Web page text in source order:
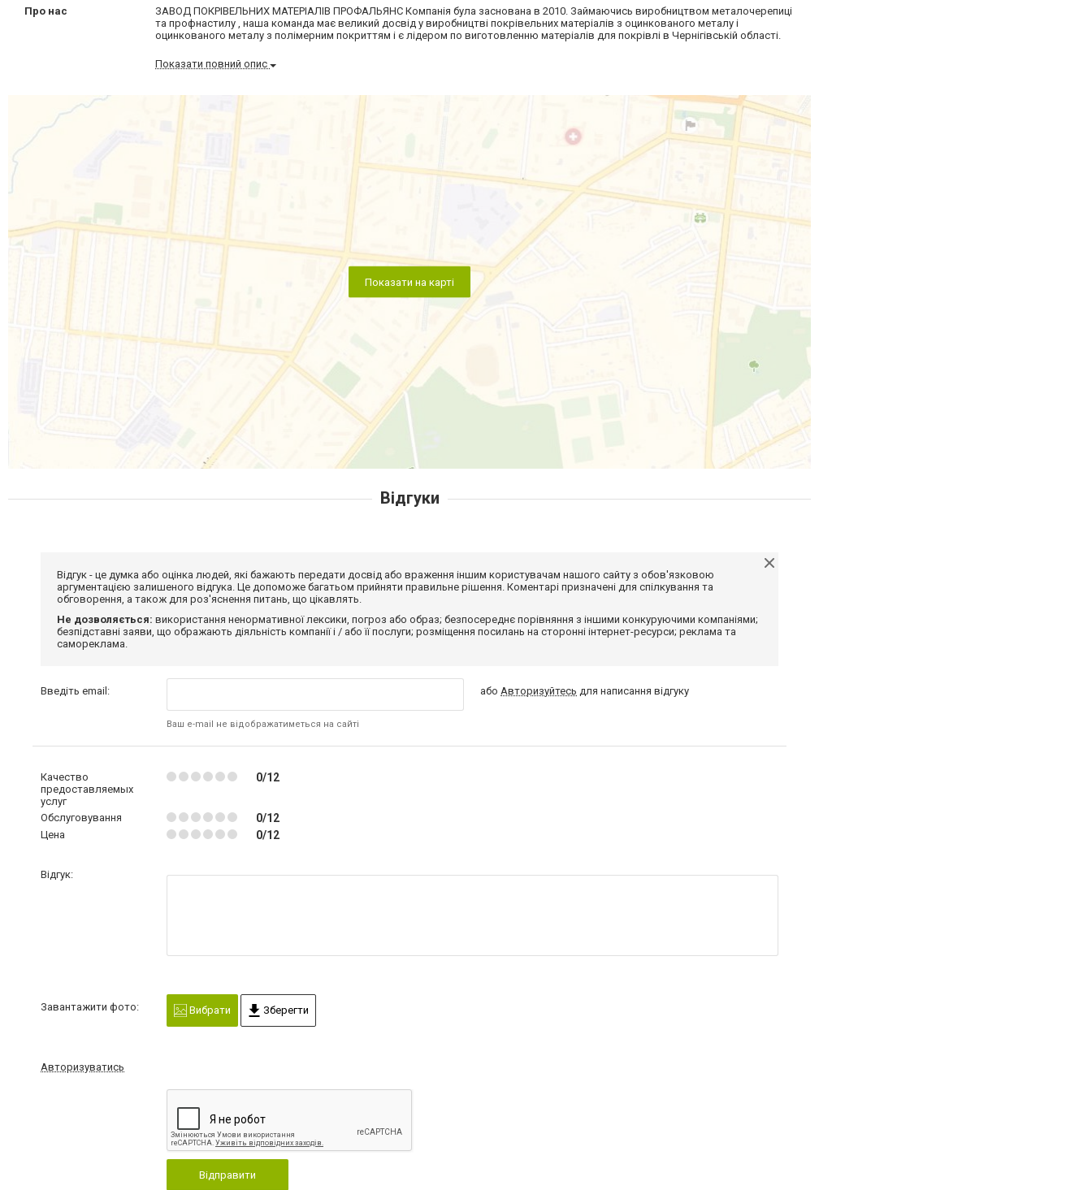
Про нас
ЗАВОД ПОКРІВЕЛЬНИХ МАТЕРІАЛІВ ПРОФАЛЬЯНС Компанія була заснована в 2010. Займаючись виробництвом металочерепиці
та профнастилу , наша команда має великий досвід у виробництві покрівельних матеріалів з оцинкованого металу і
оцинкованого металу з полімерним покриттям і є лідером по виготовленню матеріалів для покрівлі в Чернігівській області.
Показати повний опис
Показати на карті
Відгуки
Відгук - це думка або оцінка людей, які бажають передати досвід або враження іншим користувачам нашого сайту з обов'язковою
аргументацією залишеного відгука. Це допоможе багатьом прийняти правильне рішення. Коментарі призначені для спілкування та
обговорення, а також для роз'яснення питань, що цікавлять.
Не дозволяється: використання ненормативної лексики, погроз або образ; безпосереднє порівняння з іншими конкуруючими компаніями;
безпідставні заяви, що ображають діяльність компанії і / або її послуги; розміщення посилань на сторонні інтернет-ресурси; реклама та
самореклама.
Введіть email:
Ваш e-mail не відображатиметься на сайті
або Авторизуйтесь для написання відгуку
Качество
предоставляемых
услуг
0/12
Обслуговування 0/12
Цена 0/12
Відгук:
Завантажити фото: Вибрати Зберегти
Авторизуватись
Відправити